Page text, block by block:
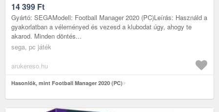
14 399 Ft
Gyártó: SEGAModell: Football Manager 2020 (PC)Leírás: Használd a
gyakorlatban a véleményed és vezesd a klubodat úgy, ahogy te
akarod. Minden döntés...
sega, pc játék
arukereso.hu
Hasonlók, mint Football Manager 2020 (PC)